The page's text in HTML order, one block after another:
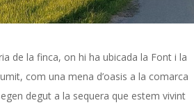
de la finca, on hi ha ubicada la Font i la
com una mena d’oasis a la comarca
degut a la sequera que estem vivint